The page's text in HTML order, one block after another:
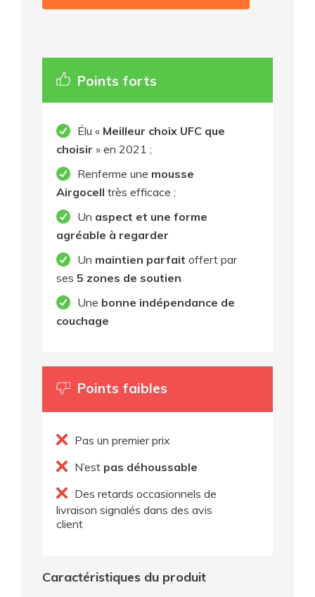
Points forts
Élu « Meilleur choix UFC que
choisir » en 2021 ;
Renferme une mousse
Airgocell très efficace ;
Un aspect et une forme
agréable à regarder
Un maintien parfait offert par
ses 5 zones de soutien
Une bonne indépendance de
couchage
Points faibles
Pas un premier prix
N’est pas déhoussable
Des retards occasionnels de
livraison signalés dans des avis
client
Caractéristiques du produit